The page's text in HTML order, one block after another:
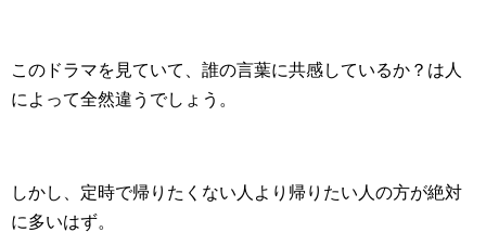
このドラマを見ていて、誰の言葉に共感しているか？は人
によって全然違うでしょう。
しかし、定時で帰りたくない人より帰りたい人の方が絶対
に多いはず。